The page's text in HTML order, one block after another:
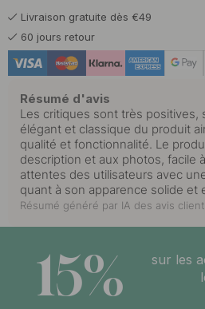
Noir mat
Livraison gratuite dès €49
60 jours retour
Résumé d'avis
Les critiques sont très positives,
élégant et classique du produit
qualité et fonctionnalité. Le
description et aux photos, facile
attentes des utilisateurs avec
quant à son apparence solide et
Résumé généré par IA des avis
15%
sur les